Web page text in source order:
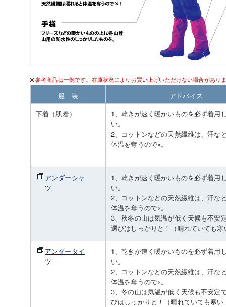
参考商品は一例です。在庫状況によりお買い上げいただけない場合があり
服 装
アドバイス
下着（肌着）
1、乾きが速く暖かいものを必ず着用
い。
2、コットンなどの天然繊維は、汗な
体温を奪うので×。
アンダーシャ
ツ
1、乾きが速く暖かいものを必ず着用
い。
2、コットンなどの天然繊維は、汗な
体温を奪うので×。
3、秋冬の山は気温が低く天候も不安
選びはしっかりと！（晴れていても寒
アンダータイ
ツ
1、乾きが速く暖かいものを必ず着用
い。
2、コットンなどの天然繊維は、汗な
体温を奪うので×。
3、冬の山は気温が低く天候も不安定
びはしっかりと！（晴れていても寒い